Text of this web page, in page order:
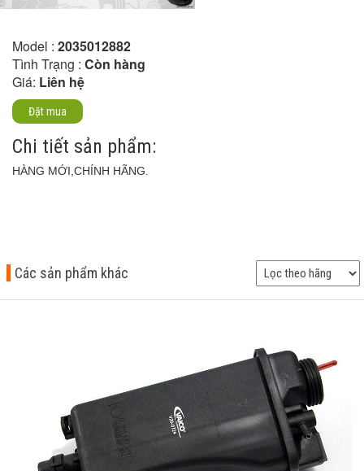
Model : 2035012882
Tình Trạng : Còn hàng
Giá: Liên hệ
Đặt mua
Chi tiết sản phẩm:
HÀNG MỚI,CHÍNH HÃNG.
Các sản phẩm khác